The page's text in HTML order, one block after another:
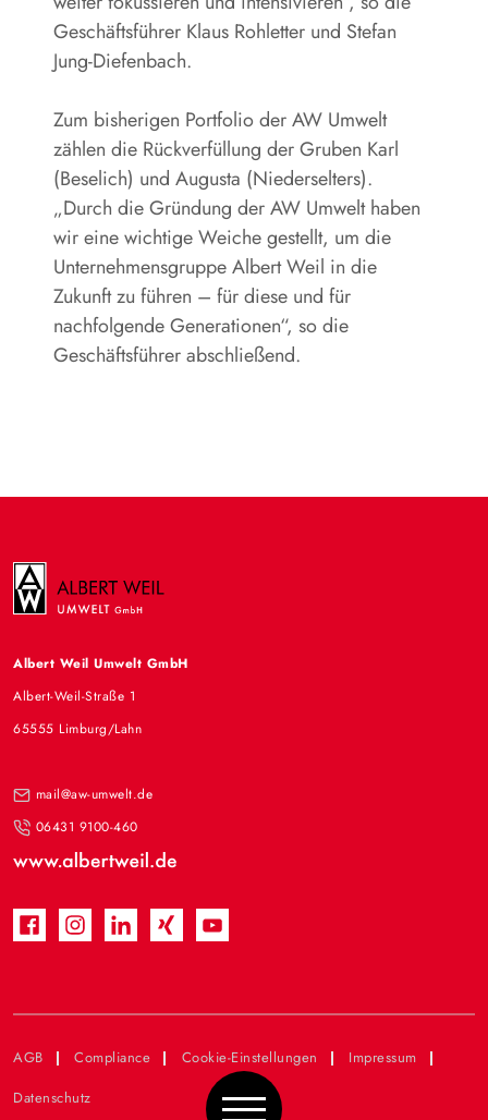
Geschäftsführer Klaus Rohletter und Stefan
Jung-Diefenbach.
Zum bisherigen Portfolio der AW Umwelt
zählen die Rückverfüllung der Gruben Karl
(Beselich) und Augusta (Niederselters).
„Durch die Gründung der AW Umwelt haben
wir eine wichtige Weiche gestellt, um die
Unternehmensgruppe Albert Weil in die
Zukunft zu führen – für diese und für
nachfolgende Generationen“, so die
Geschäftsführer abschließend.
Albert Weil Umwelt GmbH
Albert-Weil-Straße 1
65555 Limburg/Lahn
mail@aw-umwelt.de
06431 9100-460
AGB Compliance Cookie-Einstellungen
Impressum
Datenschutz